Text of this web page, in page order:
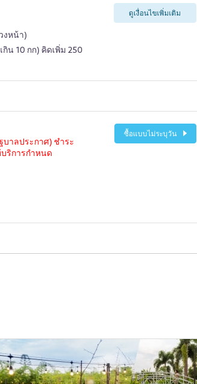
งหน้า)
น 10 กก) คิดเพิ่ม 250
ดูเงื่อนไขเพิ่มเติม
บาลประกาศ) ชำระ
ริการกำหนด
ซื้อแบบไม่ระบุวัน